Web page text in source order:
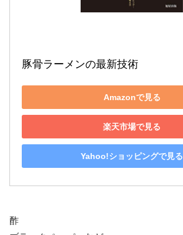
豚骨ラーメンの最新技術
Amazonで見る
楽天市場で見る
Yahoo!ショッピングで見る
酢